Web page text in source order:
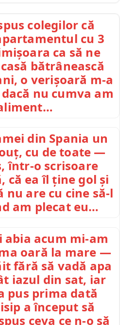
colegilor că
cu 3
ca să ne
bătrânească
o verișoară m-a
nu cumva am
din Spania un
cu de toate —
într-o scrisoare
că ea îl ține gol și
are cu cine să-l
am plecat eu…
abia acum mi-am
oară la mare —
fără să vadă apa
iazul din sat, iar
pus prima dată
a început să
ceva ce n-o să